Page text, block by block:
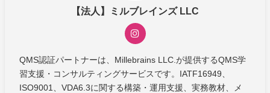
【法人】ミルブレインズ LLC
QMS認証パートナーは、Millebrains LLC.が提供するQMS学
習支援・コンサルティングサービスです。IATF16949、
ISO9001、VDA6.3に関する構築・運用支援、実務教材、メ